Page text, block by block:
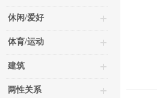
休闲/爱好
体育/运动
建筑
两性关系